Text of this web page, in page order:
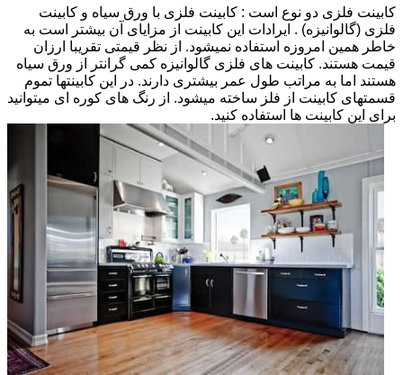
کابینت فلزی دو نوع است : کابینت فلزی با ورق سیاه و کابینت
فلزی (گالوانیزه) . ایرادات این کابینت از مزایای آن بیشتر است به
خاطر همین امروزه استفاده نمیشود. از نظر قیمتی تقریبا ارزان
قیمت هستند. کابینت های فلزی گالوانیزه کمی گرانتر از ورق سیاه
هستند اما به مراتب طول عمر بیشتری دارند. در این کابینتها تموم
قسمتهای کابینت از فلز ساخته میشود. از رنگ های کوره ای میتوانید
برای این کابینت ها استفاده کنید.